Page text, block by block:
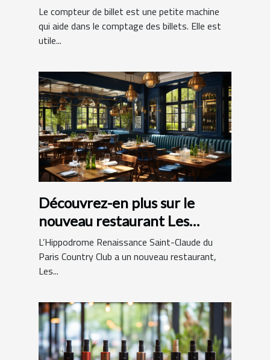
Le compteur de billet est une petite machine
qui aide dans le comptage des billets. Elle est
utile...
Découvrez-en plus sur le
nouveau restaurant Les
Hamptons Grill
L’Hippodrome Renaissance Saint-Claude du
Paris Country Club a un nouveau restaurant,
Les...